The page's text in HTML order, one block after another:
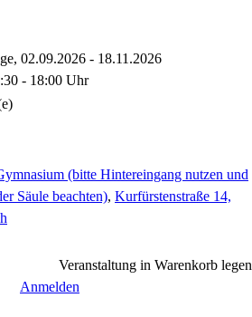
02.09.2026 - 18.11.2026
- 18:00 Uhr
(bitte Hintereingang nutzen und
Säule beachten), Kurfürstenstraße 14,
Veranstaltung in Warenkorb legen
Anmelden